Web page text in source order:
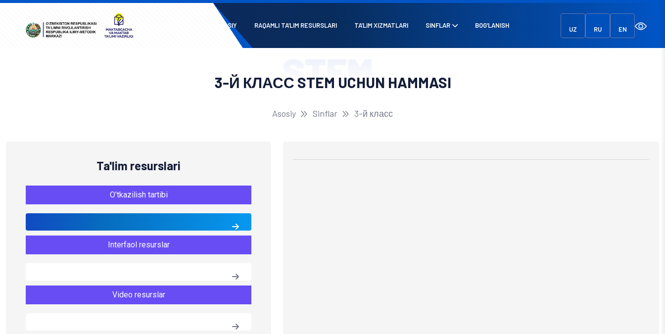
ASOSIY RAQAMLI TA’LIM RESURSLARI TA’LIM XIZMATLARI SINFLAR BOG‘LANISH UZ RU EN
STEM
3-Й КЛАСС STEM UCHUN HAMMASI
Asosiy Sinflar 3-й класс
Ta'lim resurslari
O'tkazilish tartibi
Interfaol resurslar
Video resurslar